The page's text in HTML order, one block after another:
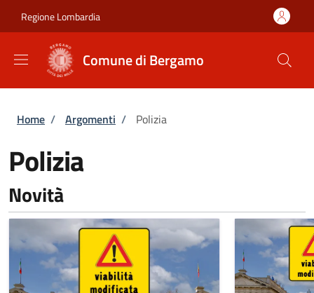
Regione Lombardia
Comune di Bergamo
Briciole di pane
Home / Argomenti / Polizia
Polizia
Novità